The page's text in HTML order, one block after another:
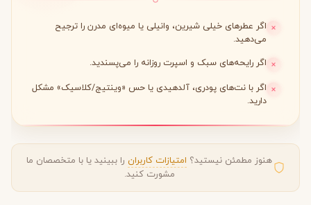
اگر عطرهای خیلی شیرین، وانیلی یا میوه‌ای مدرن را ترجیح
می‌دهید.
اگر رایحه‌های سبک و اسپرت روزانه را می‌پسندید.
اگر با نت‌های پودری، آلدهیدی یا حس «وینتیج/کلاسیک» مشکل
دارید.
هنوز مطمئن نیستید؟ امتیازات کاربران را ببینید یا با متخصصان ما
مشورت کنید.